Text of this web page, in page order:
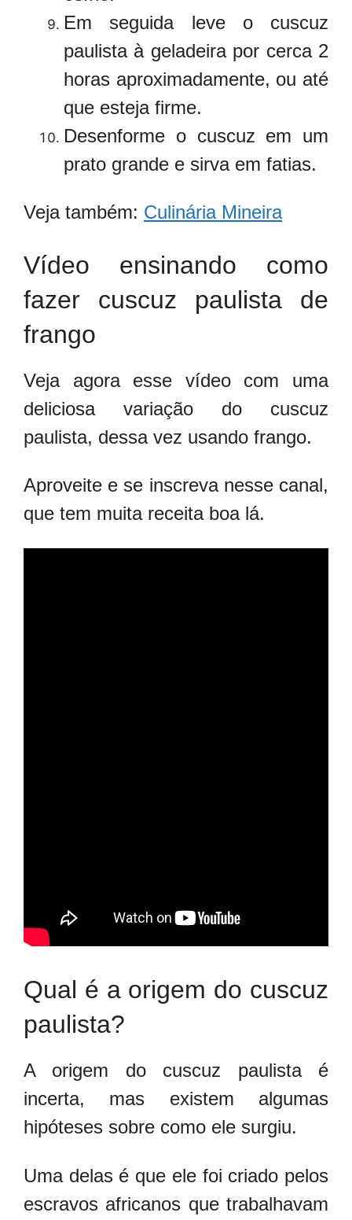
Em seguida leve o cuscuz
paulista à geladeira por cerca 2
horas aproximadamente, ou até
que esteja firme.
Desenforme o cuscuz em um
prato grande e sirva em fatias.
Veja também: Culinária Mineira
Vídeo ensinando como
fazer cuscuz paulista de
frango
Veja agora esse vídeo com uma
deliciosa variação do cuscuz
paulista, dessa vez usando frango.
Aproveite e se inscreva nesse canal,
que tem muita receita boa lá.
Qual é a origem do cuscuz
paulista?
A origem do cuscuz paulista é
incerta, mas existem algumas
hipóteses sobre como ele surgiu.
Uma delas é que ele foi criado pelos
escravos africanos que trabalhavam